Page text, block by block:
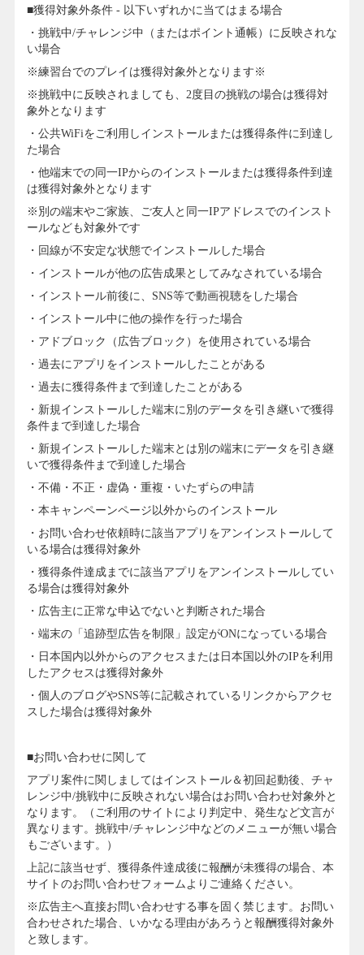
■獲得対象外条件 - 以下いずれかに当てはまる場合
・挑戦中/チャレンジ中（またはポイント通帳）に反映されな
い場合
※練習台でのプレイは獲得対象外となります※
※挑戦中に反映されましても、2度目の挑戦の場合は獲得対
象外となります
・公共WiFiをご利用しインストールまたは獲得条件に到達し
た場合
・他端末での同一IPからのインストールまたは獲得条件到達
は獲得対象外となります
※別の端末やご家族、ご友人と同一IPアドレスでのインスト
ールなども対象外です
・回線が不安定な状態でインストールした場合
・インストールが他の広告成果としてみなされている場合
・インストール前後に、SNS等で動画視聴をした場合
・インストール中に他の操作を行った場合
・アドブロック（広告ブロック）を使用されている場合
・過去にアプリをインストールしたことがある
・過去に獲得条件まで到達したことがある
・新規インストールした端末に別のデータを引き継いで獲得
条件まで到達した場合
・新規インストールした端末とは別の端末にデータを引き継
いで獲得条件まで到達した場合
・不備・不正・虚偽・重複・いたずらの申請
・本キャンペーンページ以外からのインストール
・お問い合わせ依頼時に該当アプリをアンインストールして
いる場合は獲得対象外
・獲得条件達成までに該当アプリをアンインストールしてい
る場合は獲得対象外
・広告主に正常な申込でないと判断された場合
・端末の「追跡型広告を制限」設定がONになっている場合
・日本国内以外からのアクセスまたは日本国以外のIPを利用
したアクセスは獲得対象外
・個人のブログやSNS等に記載されているリンクからアクセ
スした場合は獲得対象外
■お問い合わせに関して
アプリ案件に関しましてはインストール＆初回起動後、チャ
レンジ中/挑戦中に反映されない場合はお問い合わせ対象外と
なります。（ご利用のサイトにより判定中、発生など文言が
異なります。挑戦中/チャレンジ中などのメニューが無い場合
もございます。）
上記に該当せず、獲得条件達成後に報酬が未獲得の場合、本
サイトのお問い合わせフォームよりご連絡ください。
※広告主へ直接お問い合わせする事を固く禁じます。お問い
合わせされた場合、いかなる理由があろうと報酬獲得対象外
と致します。